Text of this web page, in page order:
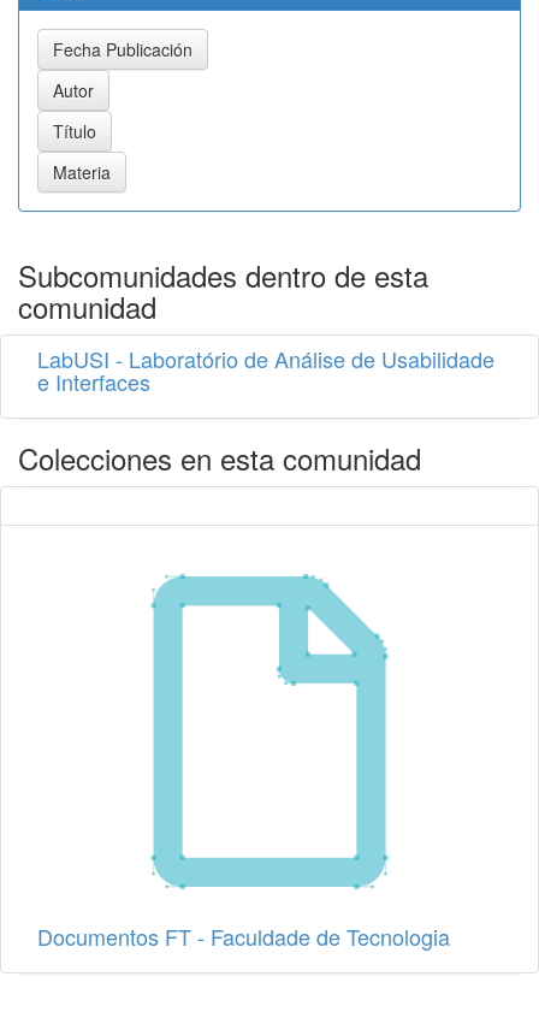
Subcomunidades dentro de esta
comunidad
LabUSI - Laboratório de Análise de Usabilidade
e Interfaces
Colecciones en esta comunidad
Documentos FT - Faculdade de Tecnologia